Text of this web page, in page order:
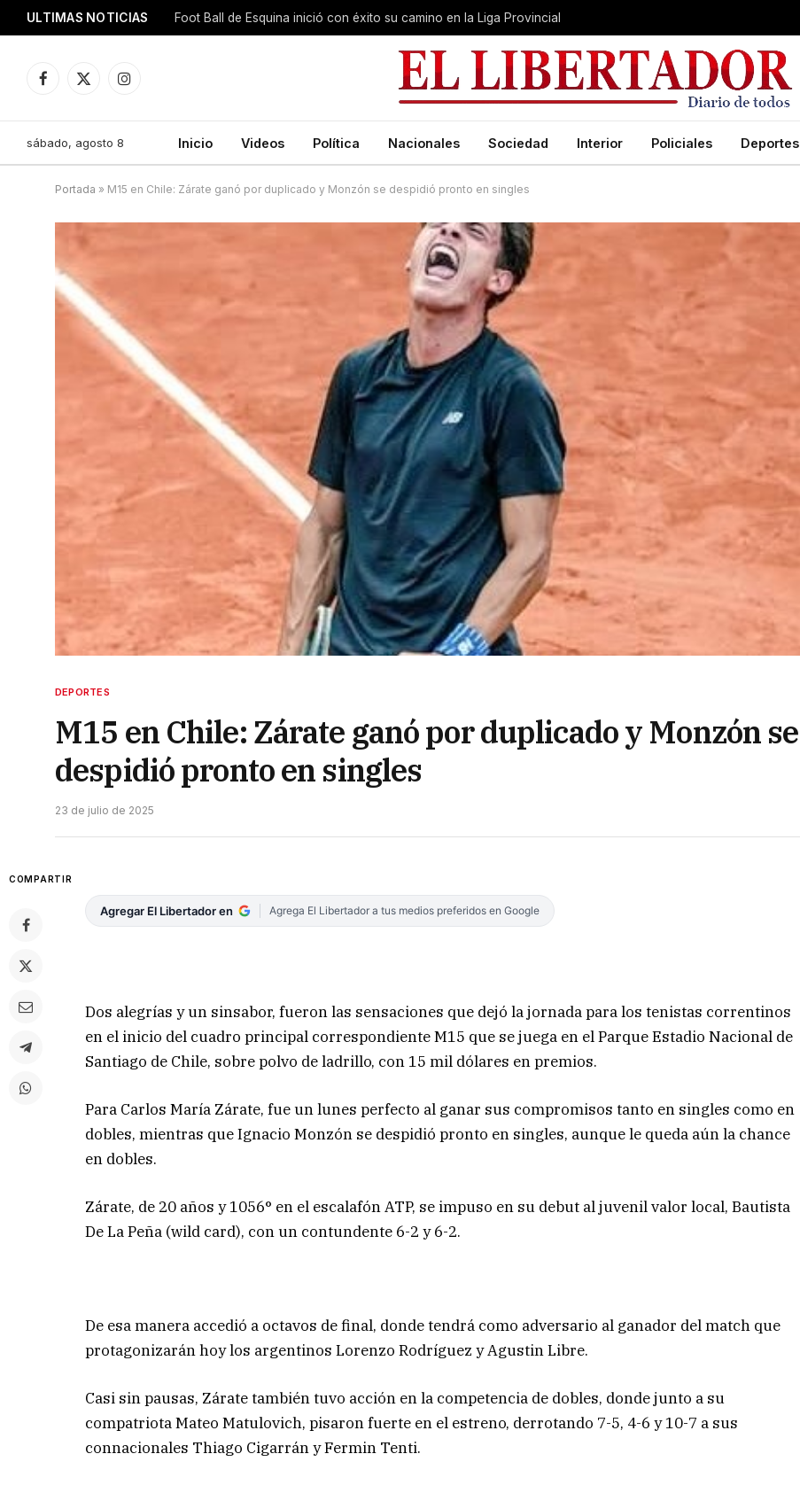
ULTIMAS NOTICIAS Foot Ball de Esquina inició con éxito su camino en la Liga Provincial
Facebook
X
Instagram
sábado, agosto 8 Inicio Videos Política Nacionales Sociedad Interior Policiales Deportes
Portada » M15 en Chile: Zárate ganó por duplicado y Monzón se despidió pronto en singles
DEPORTES
M15 en Chile: Zárate ganó por duplicado y Monzón se
despidió pronto en singles
23 de julio de 2025
COMPARTIR
Agregar El Libertador en Agrega El Libertador a tus medios preferidos en Google
Dos alegrías y un sinsabor, fueron las sensaciones que dejó la jornada para los tenistas correntinos
en el inicio del cuadro principal correspondiente M15 que se juega en el Parque Estadio Nacional de
Santiago de Chile, sobre polvo de ladrillo, con 15 mil dólares en premios.
Para Carlos María Zárate, fue un lunes perfecto al ganar sus compromisos tanto en singles como en
dobles, mientras que Ignacio Monzón se despidió pronto en singles, aunque le queda aún la chance
en dobles.
Zárate, de 20 años y 1056° en el escalafón ATP, se impuso en su debut al juvenil valor local, Bautista
De La Peña (wild card), con un contundente 6-2 y 6-2.
De esa manera accedió a octavos de final, donde tendrá como adversario al ganador del match que
protagonizarán hoy los argentinos Lorenzo Rodríguez y Agustin Libre.
Casi sin pausas, Zárate también tuvo acción en la competencia de dobles, donde junto a su
compatriota Mateo Matulovich, pisaron fuerte en el estreno, derrotando 7-5, 4-6 y 10-7 a sus
connacionales Thiago Cigarrán y Fermin Tenti.